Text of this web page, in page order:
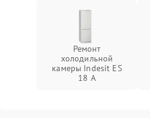
Ремонт
холодильной
камеры Indesit ES
18 A